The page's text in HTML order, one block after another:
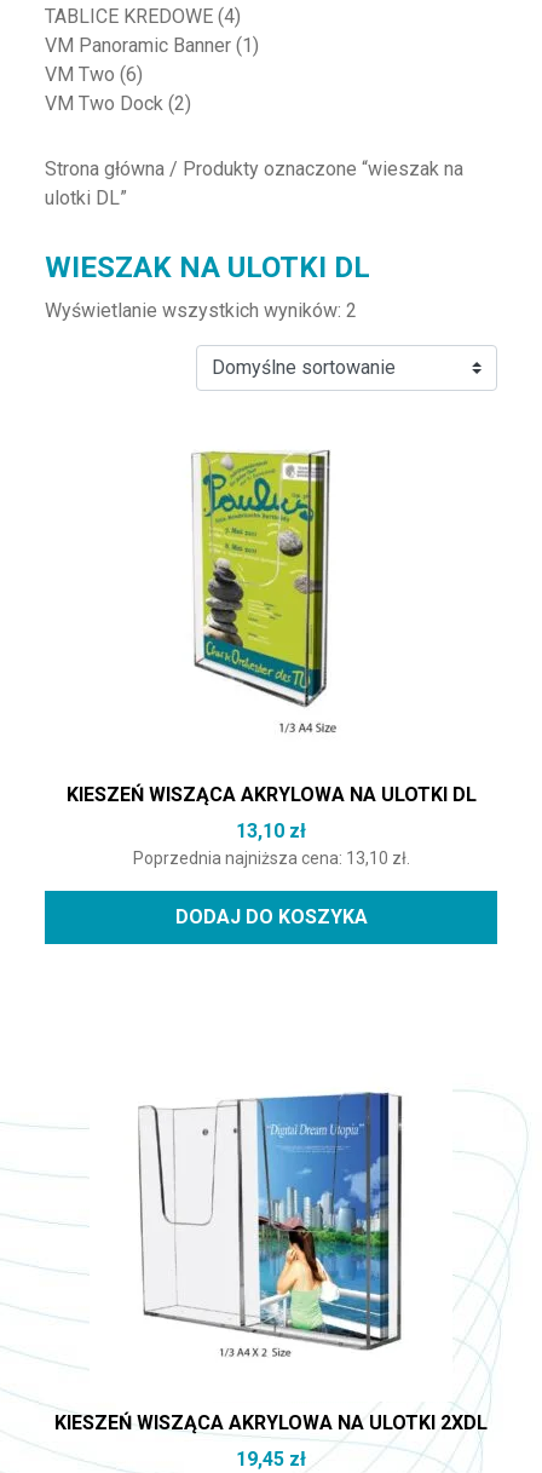
TABLICE KREDOWE (4)
VM Panoramic Banner (1)
VM Two (6)
VM Two Dock (2)
Strona główna / Produkty oznaczone “wieszak na
ulotki DL”
WIESZAK NA ULOTKI DL
Wyświetlanie wszystkich wyników: 2
KIESZEŃ WISZĄCA AKRYLOWA NA ULOTKI DL
13,10 zł
Poprzednia najniższa cena: 13,10 zł.
DODAJ DO KOSZYKA
KIESZEŃ WISZĄCA AKRYLOWA NA ULOTKI 2XDL
19,45 zł